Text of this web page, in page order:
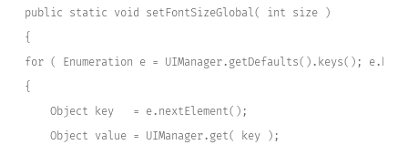
public static void setFontSizeGlobal( int size )
{
for ( Enumeration e = UIManager.getDefaults().keys();
{
    Object key   = e.nextElement();
    Object value = UIManager.get( key );